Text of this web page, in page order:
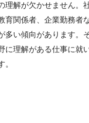
理解が欠かせません。
育関係者、企業勤務者
多い傾向があります。
に理解がある仕事に就
。